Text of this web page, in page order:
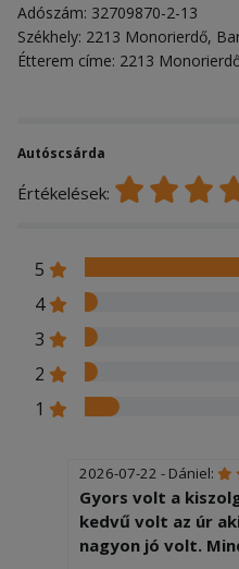
Adószám: 32709870-2-13
Székhely: 2213 Monorierdő,
Étterem címe: 2213
Autóscsárda
Értékelések:
5
4
3
2
1
2026-07-22 - Dániel:
Gyors volt a
kedvű volt az úr
nagyon jó volt.